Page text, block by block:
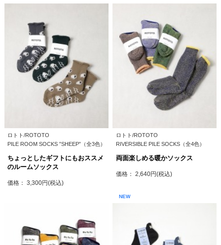
ロトト/ROTOTO
PILE ROOM SOCKS ”SHEEP”（全3色）
ちょっとしたギフトにもおススメ
のルームソックス
価格： 3,300円(税込)
ロトト/ROTOTO
RIVERSIBLE PILE SOCKS（全4色）
両面楽しめる暖かソックス
価格： 2,640円(税込)
NEW